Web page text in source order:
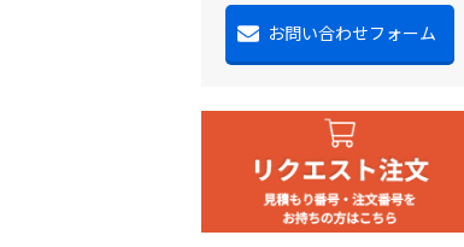
お問い合わせフォーム